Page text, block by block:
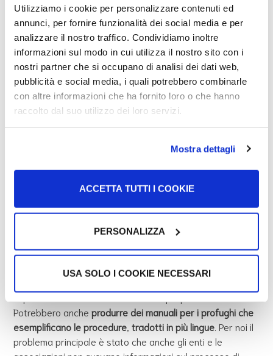
Utilizziamo i cookie per personalizzare contenuti ed
annunci, per fornire funzionalità dei social media e per
analizzare il nostro traffico. Condividiamo inoltre
informazioni sul modo in cui utilizza il nostro sito con i
nostri partner che si occupano di analisi dei dati web,
pubblicità e social media, i quali potrebbero combinarle
con altre informazioni che ha fornito loro o che hanno
raccolto dal suo utilizzo dei loro servizi.
Mostra dettagli
ACCETTA TUTTI I COOKIE
PERSONALIZZA
USA SOLO I COOKIE NECESSARI
lavorare come desideravo.
Ha trovato assistenza in Italia per affrontare questo
percorso?
Ho ricevuto aiuto dal CIR e dalla Comunità Salesiana per
la traduzione dei documenti. (La Dott.ssa Favale, che
lavora nell’ASL6 Roma, è stata di grande supporto per
verificare i miei titoli). Le maggiori difficoltà sono state:la
mancanza di denaro, la scarsa conoscenza della lingua
Inoltre, molti enti
pubblici volevano aiutarmi ma non avevano le competenze
per farlo efficacemente.
riconoscimento dei titoli, quali cambiamenti proporrebbe?
Se i ministeri creasseroun dipartimento apposito
Potrebbero ancheprodurre dei manuali per i profughi che
esemplificano le procedure ,tradotti in più lingue . Per noi il
problema principale è stato che anche gli enti e le